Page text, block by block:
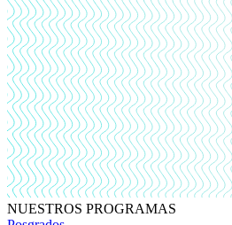
NUESTROS PROGRAMAS